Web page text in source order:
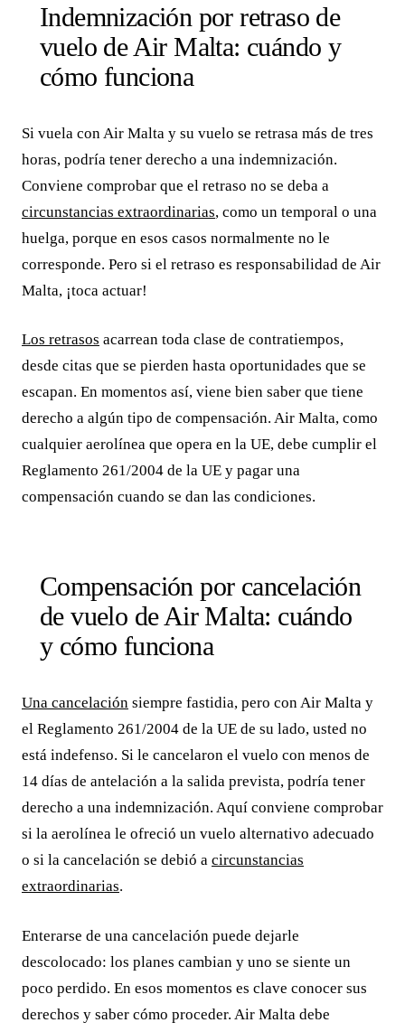
Indemnización por retraso de
vuelo de Air Malta: cuándo y
cómo funciona
Si vuela con Air Malta y su vuelo se retrasa más de tres
horas, podría tener derecho a una indemnización.
Conviene comprobar que el retraso no se deba a
circunstancias extraordinarias, como un temporal o una
huelga, porque en esos casos normalmente no le
corresponde. Pero si el retraso es responsabilidad de Air
Malta, ¡toca actuar!
Los retrasos acarrean toda clase de contratiempos,
desde citas que se pierden hasta oportunidades que se
escapan. En momentos así, viene bien saber que tiene
derecho a algún tipo de compensación. Air Malta, como
cualquier aerolínea que opera en la UE, debe cumplir el
Reglamento 261/2004 de la UE y pagar una
compensación cuando se dan las condiciones.
Compensación por cancelación
de vuelo de Air Malta: cuándo
y cómo funciona
Una cancelación siempre fastidia, pero con Air Malta y
el Reglamento 261/2004 de la UE de su lado, usted no
está indefenso. Si le cancelaron el vuelo con menos de
14 días de antelación a la salida prevista, podría tener
derecho a una indemnización. Aquí conviene comprobar
si la aerolínea le ofreció un vuelo alternativo adecuado
o si la cancelación se debió a circunstancias
extraordinarias.
Enterarse de una cancelación puede dejarle
descolocado: los planes cambian y uno se siente un
poco perdido. En esos momentos es clave conocer sus
derechos y saber cómo proceder. Air Malta debe